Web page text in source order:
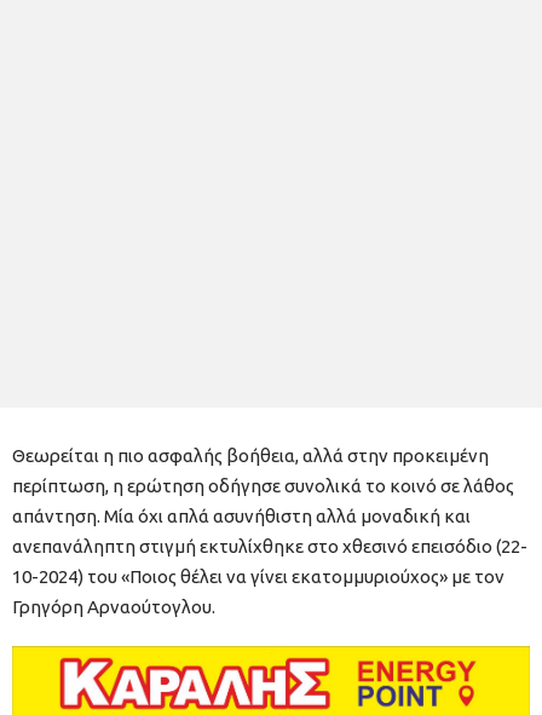
Θεωρείται η πιο ασφαλής βοήθεια, αλλά στην προκειμένη
περίπτωση, η ερώτηση οδήγησε συνολικά το κοινό σε λάθος
απάντηση. Μία όχι απλά ασυνήθιστη αλλά μοναδική και
ανεπανάληπτη στιγμή εκτυλίχθηκε στο χθεσινό επεισόδιο (22-
10-2024) του «Ποιος θέλει να γίνει εκατομμυριούχος» με τον
Γρηγόρη Αρναούτογλου.